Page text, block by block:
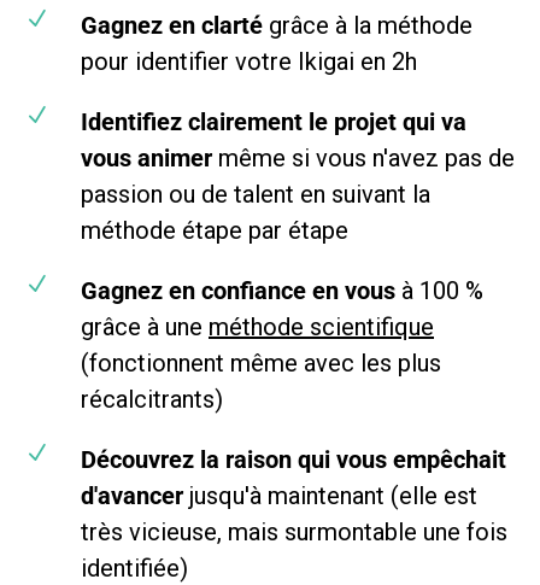
N Gagnez en clarté grâce à la méthode
pour identifier votre Ikigai en 2h
N
Identifiez clairement le projet qui va
vous animer même si vous n'avez pas de
passion ou de talent en suivant la
méthode étape par étape
N Gagnez en confiance en vous à 100 %
grâce à une méthode scientifique
(fonctionnent même avec les plus
récalcitrants)
N
Découvrez la raison qui vous empêchait
d'avancer jusqu'à maintenant (elle est
très vicieuse, mais surmontable une fois
identifiée)